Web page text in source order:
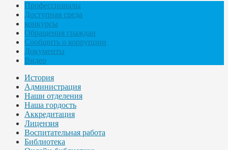
Профессионалы
Доступная среда
конкурсы
Обращения граждан
Сообщить о коррупции
Документы
Видео
История
Администрация
Наши отделения
Наша гордость
Аккредитация
Лицензия
Воспитательная работа
Библиотека